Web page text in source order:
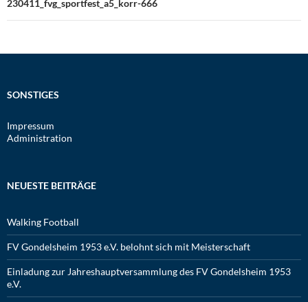
230411_fvg_sportfest_a5_korr-666
SONSTIGES
Impressum
Administration
NEUESTE BEITRÄGE
Walking Football
FV Gondelsheim 1953 e.V. belohnt sich mit Meisterschaft
Einladung zur Jahreshauptversammlung des FV Gondelsheim 1953
e.V.